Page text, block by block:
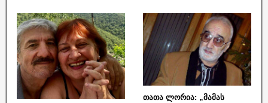
თათა ლორია: „მამას